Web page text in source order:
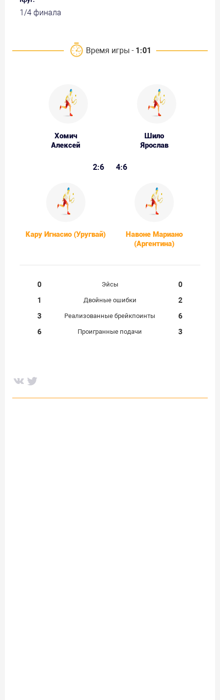
1/4 финала
Время игры - 1:01
Хомич
Алексей
Шило
Ярослав
2:6 4:6
Кару Игнасио (Уругвай)
Навоне Мариано
(Аргентина)
0 Эйсы
0
1
Двойные ошибки
2
3
Реализованные брейкпоинты
6
6
Проигранные подачи 3